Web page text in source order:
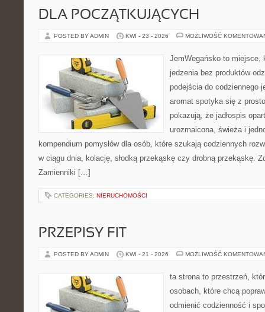
DLA POCZĄTKUJĄCYCH
POSTED BY ADMIN KWI - 23 - 2026 MOŻLIWOŚĆ
JemWegańsko to miejsce,
jedzenia bez produktów
podejścia do codziennego
aromat spotyka się z
pokazują, że jadłospis
urozmaicona, świeża i
kompendium pomysłów dla osób, które szukają codziennych
w ciągu dnia, kolację, słodką przekąskę czy drobną przekąskę.
Zamienniki […]
CATEGORIES: NIERUCHOMOŚCI
PRZEPISY FIT
POSTED BY ADMIN KWI - 21 - 2026 MOŻLIWOŚĆ
ta strona to przestrzeń,
osobach, które chcą
odmienić codzienność i